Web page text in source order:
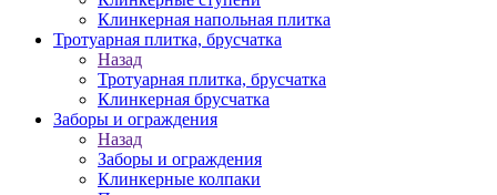
Клинкерная напольная плитка
Тротуарная плитка, брусчатка
Назад
Тротуарная плитка, брусчатка
Клинкерная брусчатка
Заборы и ограждения
Назад
Заборы и ограждения
Клинкерные колпаки